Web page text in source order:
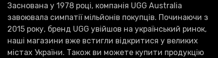
Заснована у 1978 році, компанія UGG Australia
завоювала симпатії мільйонів покупців. Починаючи з
2015 року, бренд UGG увійшов на український ринок,
наші магазини вже встигли відкритися у великих
містах України. Також ви можете купити продукцію